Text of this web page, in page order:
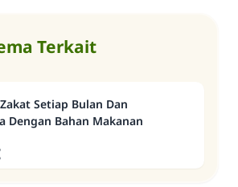
Terkait
Setiap Bulan Dan
Dengan Bahan Makanan